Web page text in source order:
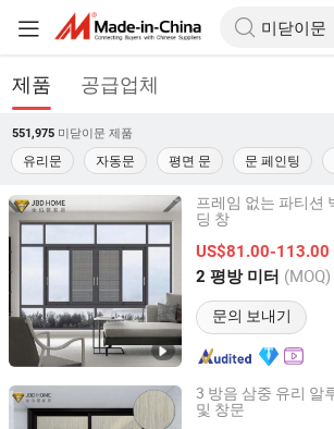
제품 공급업체
551,975 미닫이문 제품
유리문 자동문 평면 문 문 페인팅
프레임 없는 파티션
딩 창
US$81.00-113.00
2 평방 미터 (MOQ)
문의 보내기
Foshan City JBD Home Building Material
Guangdong, China 이후 2016
3 방음 삼중 유리 알
및 창문
Foshan City JBD Home Building Material